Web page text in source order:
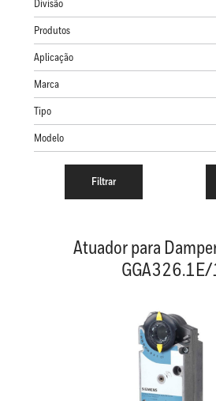
Divisão
Produtos
Aplicação
Marca
Tipo
Modelo
Atuador para